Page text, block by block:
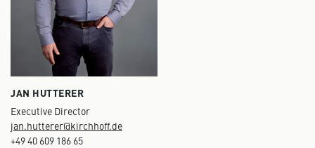
JAN HUTTERER
Executive Director
jan.hutterer@kirchhoff.de
+49 40 609 186 65